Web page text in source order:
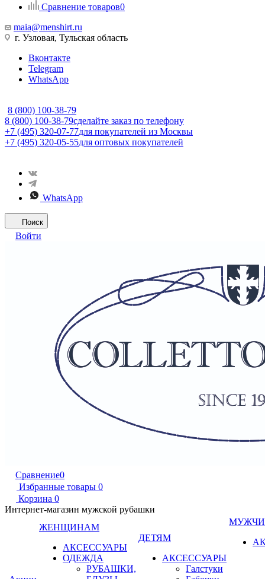
Сравнение товаров0
maia@menshirt.ru
г. Узловая, Тульская область
Вконтакте
Telegram
WhatsApp
8 (800) 100-38-79
8 (800) 100-38-79сделайте заказ по телефону
+7 (495) 320-07-77для покупателей из Москвы
+7 (495) 320-05-55для оптовых покупателей
WhatsApp
Поиск
Войти
Сравнение0
Избранные товары 0
Корзина 0
Интернет-магазин мужской рубашки
ЖЕНЩИНАМ
АКСЕССУАРЫ
ОДЕЖДА
РУБАШКИ,
ДЕТЯМ
АКСЕССУАРЫ
Галстуки